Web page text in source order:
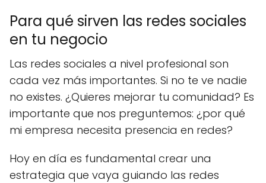
Para qué sirven las redes sociales
en tu negocio
Las redes sociales a nivel profesional son
cada vez más importantes. Si no te ve nadie
no existes. ¿Quieres mejorar tu comunidad? Es
importante que nos preguntemos: ¿por qué
mi empresa necesita presencia en redes?
Hoy en día es fundamental crear una
estrategia que vaya guiando las redes